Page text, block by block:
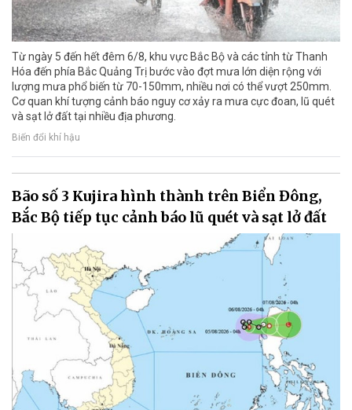
Từ ngày 5 đến hết đêm 6/8, khu vực Bắc Bộ và các tỉnh từ Thanh
Hóa đến phía Bắc Quảng Trị bước vào đợt mưa lớn diện rộng với
lượng mưa phổ biến từ 70-150mm, nhiều nơi có thể vượt 250mm.
Cơ quan khí tượng cảnh báo nguy cơ xảy ra mưa cực đoan, lũ quét
và sạt lở đất tại nhiều địa phương.
Biến đổi khí hậu
Bão số 3 Kujira hình thành trên Biển Đông,
Bắc Bộ tiếp tục cảnh báo lũ quét và sạt lở đất